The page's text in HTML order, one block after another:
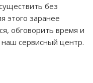
без
этого заранее
обговорить время и
сервисный центр.